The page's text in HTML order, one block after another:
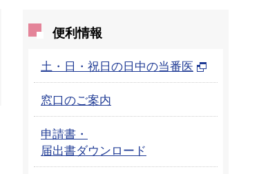
便利情報
土・日・祝日の日中の当番医
窓口のご案内
申請書・
届出書ダウンロード